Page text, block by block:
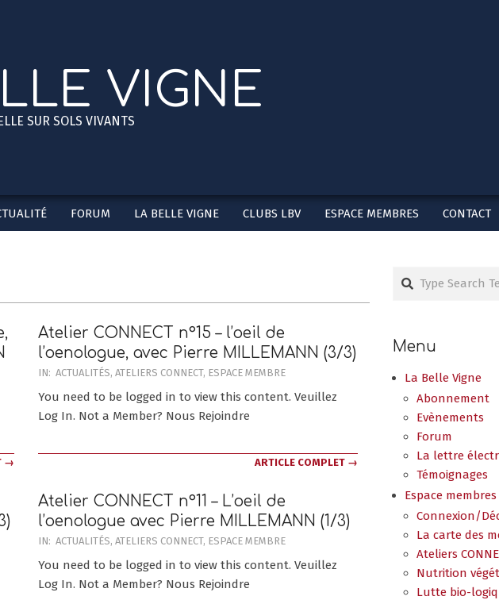
VIGNE
SUR SOLS VIVANTS
Secondary
FORUM LA BELLE VIGNE CLUBS LBV ESPACE MEMBRES CONTACT
→
Atelier CONNECT n°15 – l’oeil de
l’oenologue, avec Pierre MILLEMANN (3/3)
2020-
12-
07
IN: ACTUALITÉS, ATELIERS CONNECT, ESPACE MEMBRE
You need to be logged in to view this content. Veuillez
Log In. Not a Member? Nous Rejoindre
ARTICLE COMPLET →
Atelier CONNECT n°11 – L’oeil de
l’oenologue avec Pierre MILLEMANN (1/3)
2020-
10-
05
IN: ACTUALITÉS, ATELIERS CONNECT, ESPACE MEMBRE
You need to be logged in to view this content. Veuillez
Log In. Not a Member? Nous Rejoindre
Search
Menu
La Belle Vigne
Abonnement
Evènements
Forum
La lettre
Témoignages
Espace membres
Connexion/
La carte des
Ateliers
Nutrition
Lutte bio-